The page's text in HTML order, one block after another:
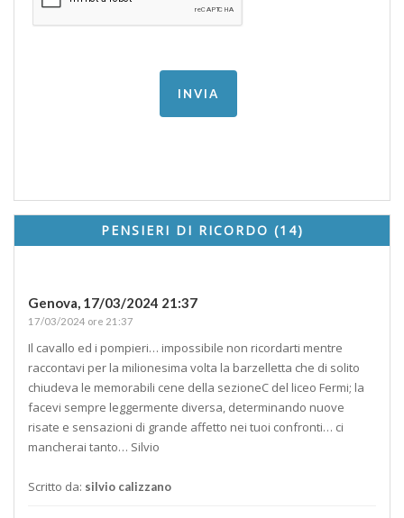
PENSIERI DI RICORDO (14)
Genova, 17/03/2024 21:37
17/03/2024 ore 21:37
Il cavallo ed i pompieri… impossibile non ricordarti mentre
raccontavi per la milionesima volta la barzelletta che di solito
chiudeva le memorabili cene della sezioneC del liceo Fermi; la
facevi sempre leggermente diversa, determinando nuove
risate e sensazioni di grande affetto nei tuoi confronti… ci
mancherai tanto… Silvio
Scritto da: silvio calizzano